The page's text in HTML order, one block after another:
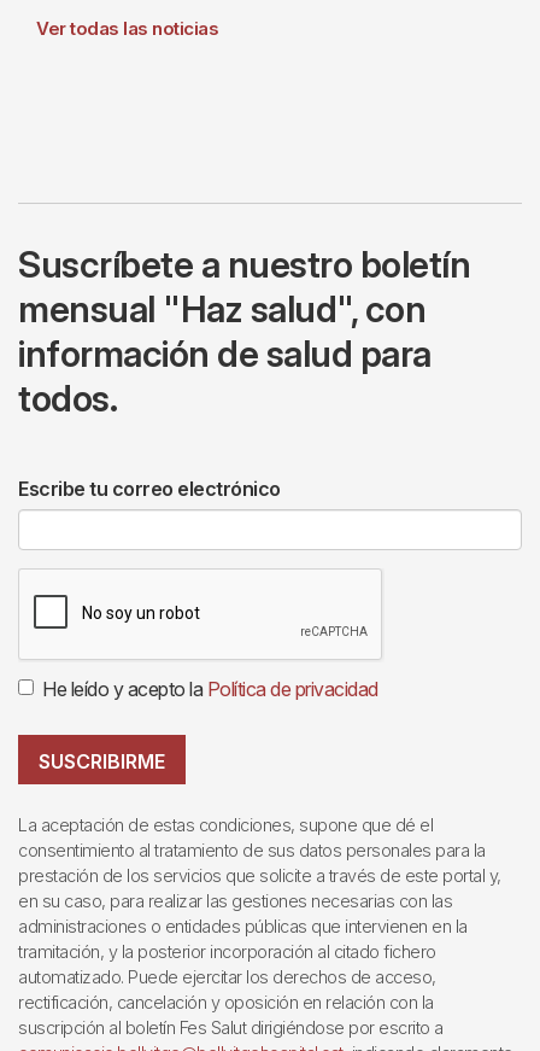
Ver todas las noticias
Suscríbete a nuestro boletín
mensual "Haz salud", con
información de salud para
todos.
Escribe tu correo electrónico
He leído y acepto la Política de privacidad
SUSCRIBIRME
La aceptación de estas condiciones, supone que dé el
consentimiento al tratamiento de sus datos personales para la
prestación de los servicios que solicite a través de este portal y,
en su caso, para realizar las gestiones necesarias con las
administraciones o entidades públicas que intervienen en la
tramitación, y la posterior incorporación al citado fichero
automatizado. Puede ejercitar los derechos de acceso,
rectificación, cancelación y oposición en relación con la
suscripción al boletín Fes Salut dirigiéndose por escrito a